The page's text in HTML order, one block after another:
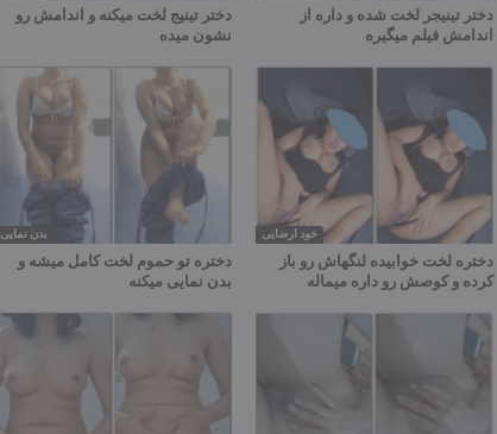
دختر تینیج لخت میکنه و اندامش رو
نشون میده
دختر تینیجر لخت شده و داره از
اندامش فیلم میگیره
بدن نمایی
دختره تو حموم لخت کامل میشه و
بدن نمایی میکنه
خود ارضایی
دختره لخت خوابیده لنگهاش رو باز
کرده و کوصش رو داره میماله